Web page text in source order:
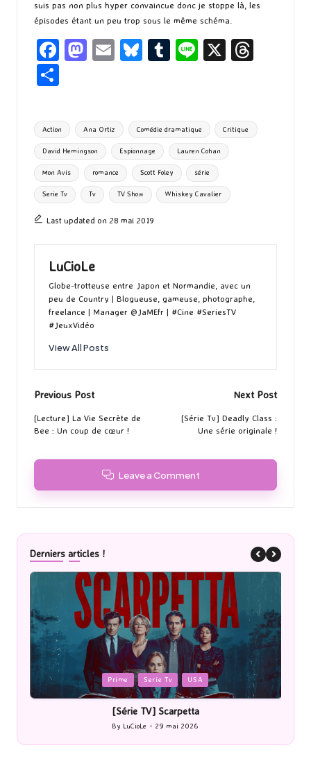
suis pas non plus hyper convaincue donc je stoppe là, les
épisodes étant un peu trop sous le même schéma.
Fa
o
o
k
M
d
o
n
E
l
Bl
ky
T
bl
r
Li X
ds
ta
g
er
Tags:
Action Ana Ortiz Comédie dramatique Critique
David Hemingson Espionnage Lauren Cohan
Mon Avis romance Scott Foley série
Serie Tv Tv TV Show Whiskey Cavalier
Last updated on 28 mai 2019
LuCioLe
Globe-trotteuse entre Japon et Normandie, avec un
peu de Country | Blogueuse, gameuse, photographe,
freelance | Manager @JaMEfr | #Cine #SeriesTV
#JeuxVidéo
View All Posts
Post
navigation
Previous Post
[Lecture] La Vie Secrète de
Bee : Un coup de cœur !
Next Post
[Série Tv] Deadly Class :
Une série originale !
Leave a Comment
Derniers articles !
Posted
in
Prime Serie Tv USA
[Série TV] Scarpetta
Posted
by
By LuCioLe 29 mai 2026